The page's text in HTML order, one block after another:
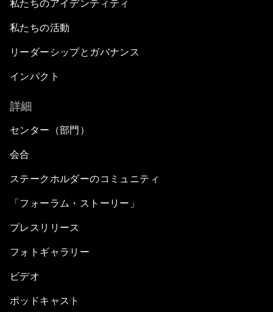
私たちのアイデンティティ
私たちの活動
リーダーシップとガバナンス
インパクト
詳細
センター（部門）
会合
ステークホルダーのコミュニティ
「フォーラム・ストーリー」
プレスリリース
フォトギャラリー
ビデオ
ポッドキャスト